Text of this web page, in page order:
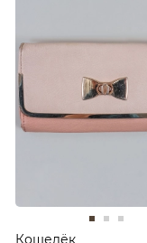
Кошелёк